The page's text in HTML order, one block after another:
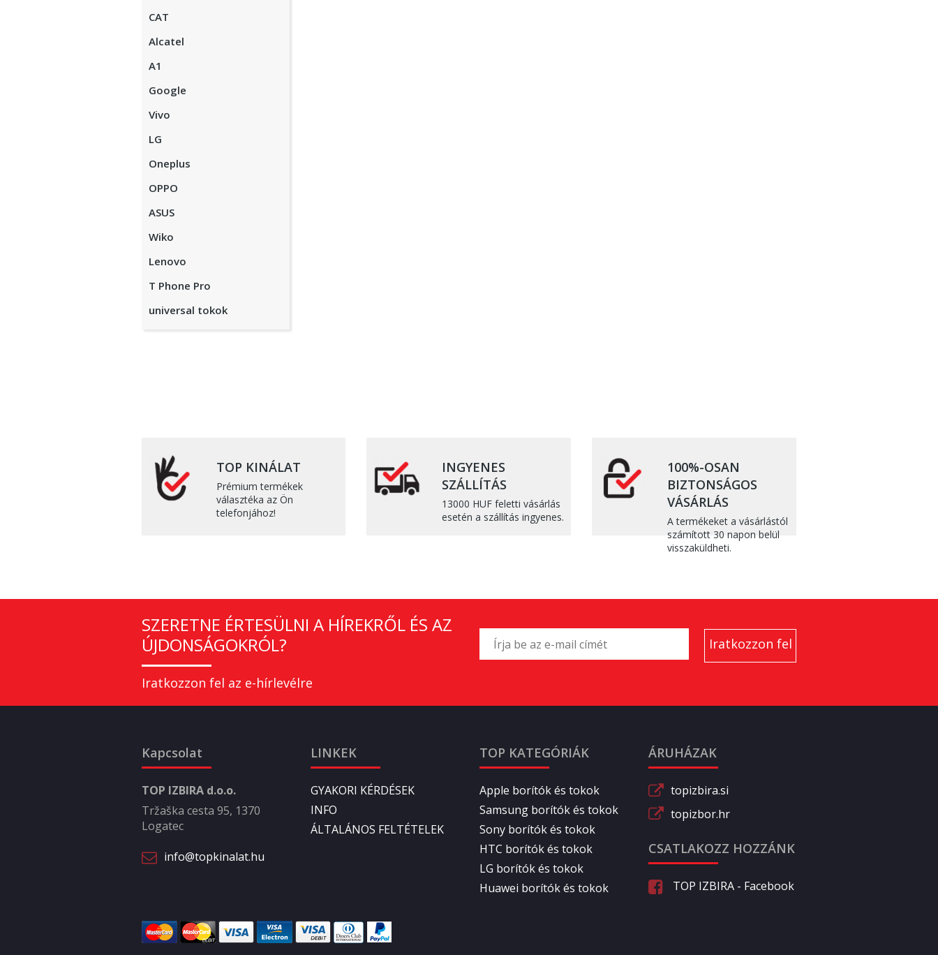
CAT
Alcatel
A1
Google
Vivo
LG
Oneplus
OPPO
ASUS
Wiko
Lenovo
T Phone Pro
universal tokok
TOP KINÁLAT
Prémium termékek
választéka az Ön
telefonjához!
INGYENES
SZÁLLÍTÁS
13000 HUF feletti vásárlás
esetén a szállítás ingyenes.
100%-OSAN
BIZTONSÁGOS
VÁSÁRLÁS
A termékeket a vásárlástól
számított 30 napon belül
visszaküldheti.
SZERETNE ÉRTESÜLNI A HÍREKRŐL ÉS AZ
ÚJDONSÁGOKRÓL?
Iratkozzon fel az e-hírlevélre
Kapcsolat
TOP IZBIRA d.o.o.
Tržaška cesta 95, 1370
Logatec
info@topkinalat.hu
LINKEK
GYAKORI KÉRDÉSEK
INFO
ÁLTALÁNOS FELTÉTELEK
TOP KATEGÓRIÁK
Apple borítók és tokok
Samsung borítók és tokok
Sony borítók és tokok
HTC borítók és tokok
LG borítók és tokok
Huawei borítók és tokok
ÁRUHÁZAK
topizbira.si
topizbor.hr
CSATLAKOZZ HOZZÁNK
TOP IZBIRA - Facebook